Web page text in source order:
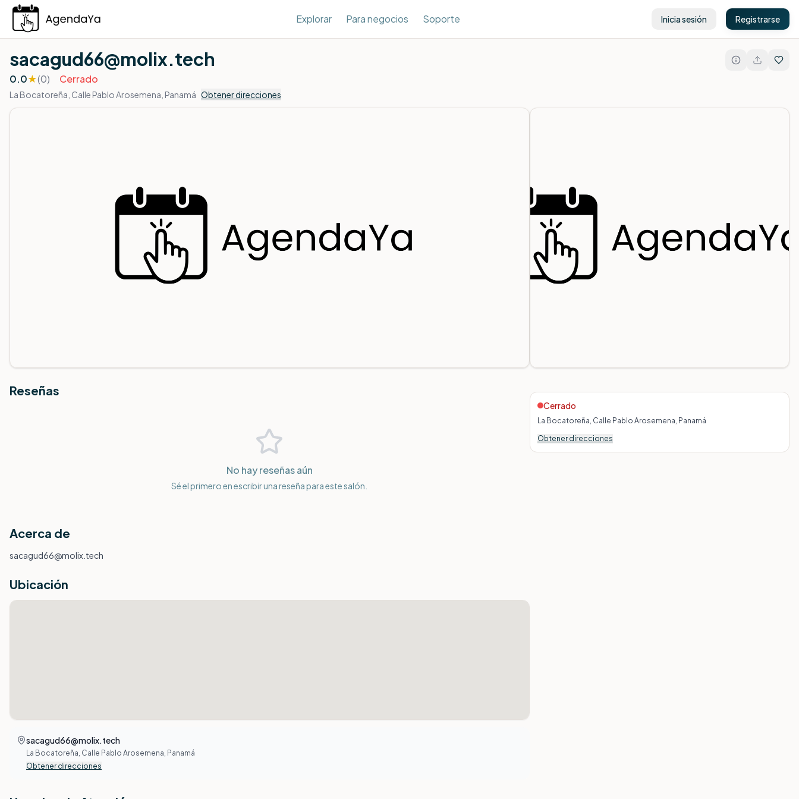
Explorar Para negocios Soporte Inicia sesión Registrarse
sacagud66@molix.tech
0.0★(0) Cerrado
La Bocatoreña, Calle Pablo Arosemena, Panamá Obtener direcciones
Reseñas
No hay reseñas aún
Sé el primero en escribir una reseña para este salón.
Acerca de
sacagud66@molix.tech
Ubicación
sacagud66@molix.tech
La Bocatoreña, Calle Pablo Arosemena, Panamá
Obtener direcciones
Cerrado
La Bocatoreña, Calle Pablo Arosemena, Panamá
Obtener direcciones